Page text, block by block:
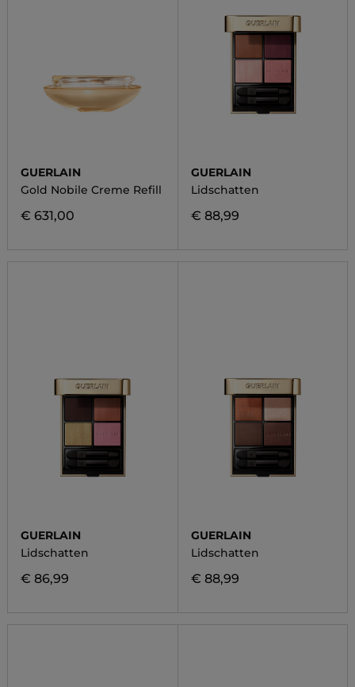
GUERLAIN
Gold Nobile Creme Refill
€ 631,00
GUERLAIN
Lidschatten
€ 88,99
GUERLAIN
Lidschatten
€ 86,99
GUERLAIN
Lidschatten
€ 88,99